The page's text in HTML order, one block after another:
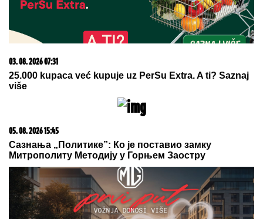
by Aklamator
05. 08. 2026 14:12
Koliko visoku temperaturu ljudsko telo može da izdrži?